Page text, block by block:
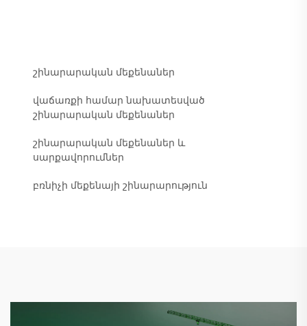
շինարարական մեքենաներ
վաճառքի համար նախատեսված
շինարարական մեքենաներ
շինարարական մեքենաներ և
սարքավորումներ
բռնիչի մեքենայի շինարարություն